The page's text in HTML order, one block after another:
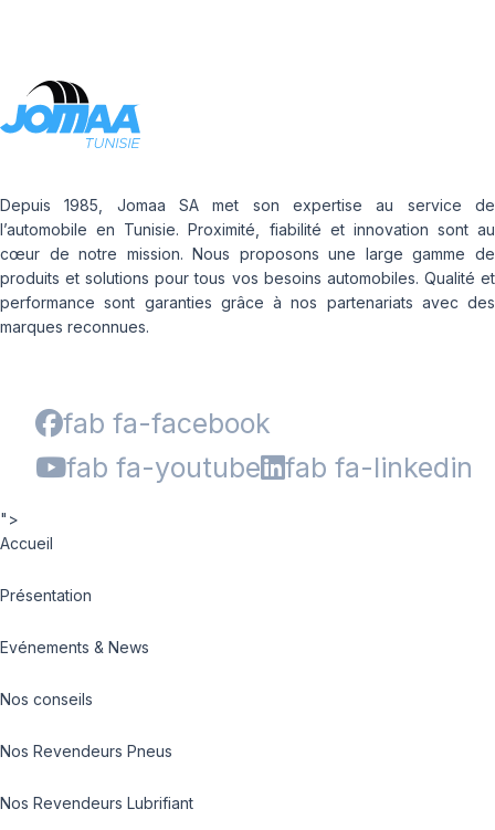
Depuis 1985, Jomaa SA met son expertise au service de
l’automobile en Tunisie. Proximité, fiabilité et innovation sont au
cœur de notre mission. Nous proposons une large gamme de
produits et solutions pour tous vos besoins automobiles. Qualité et
performance sont garanties grâce à nos partenariats avec des
marques reconnues.
fab fa-facebook
fab fa-youtube
fab fa-linkedin
">
Accueil
Présentation
Evénements & News
Nos conseils
Nos Revendeurs Pneus
Nos Revendeurs Lubrifiant